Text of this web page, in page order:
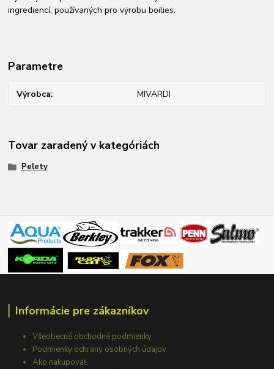
ingrediencí, používaných pro výrobu boilies.
Parametre
Výrobca MIVARDI
Tovar zaradený v kategóriách
Pelety
Informácie pre zákazníkov
Všeobecné obchodné podmienky
Podmienky ochrany osobných údajov
Ako nakupovať